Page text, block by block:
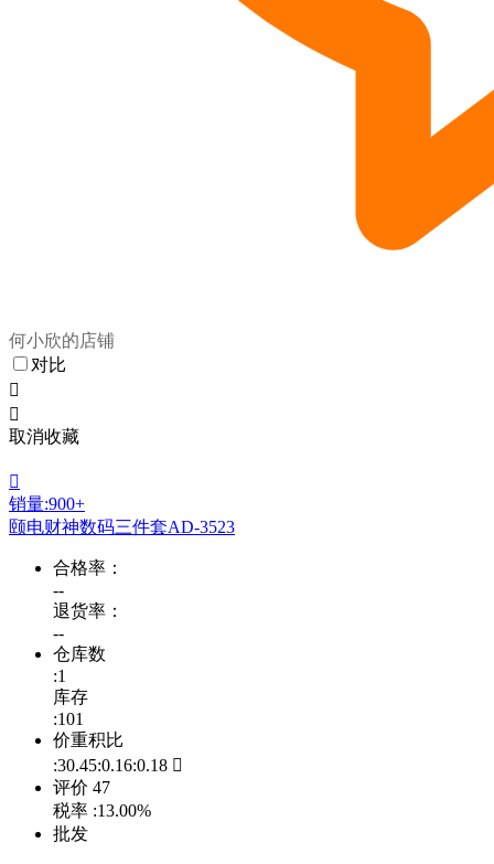
何小欣的店铺
对比


取消收藏

销量:900+
颐电财神数码三件套AD-3523
合格率：
--
退货率：
--
仓库数
:1
库存
:101
价重积比
:30.45:0.16:0.18 
评价 47
税率 :13.00%
批发